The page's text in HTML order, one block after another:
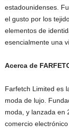
estadounidenses.
el gusto por los
elementos de
esencialmente una
Acerca de
Farfetch Limited es
moda de lujo.
moda, y lanzada en
comercio